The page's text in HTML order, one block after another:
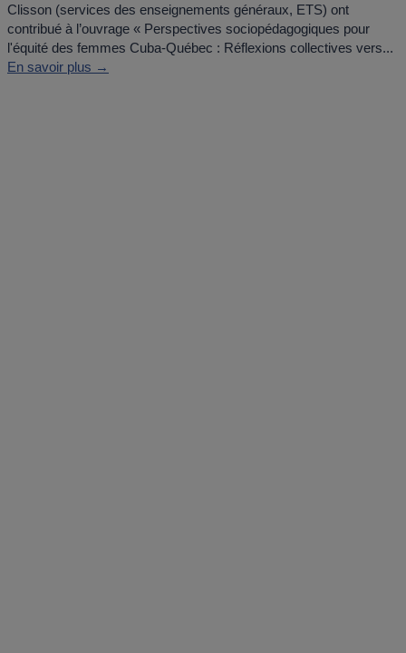
Clisson (services des enseignements généraux, ETS) ont
contribué à l’ouvrage « Perspectives sociopédagogiques pour
l'équité des femmes Cuba-Québec : Réflexions collectives vers...
En savoir plus →